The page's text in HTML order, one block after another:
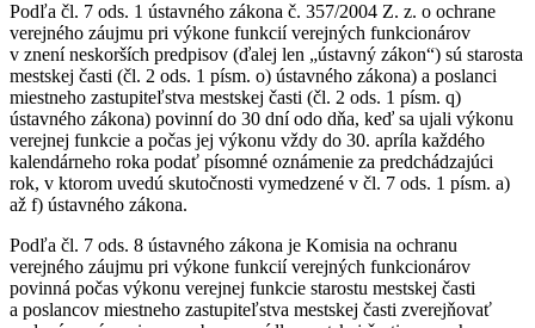
Podľa čl. 7 ods. 1 ústavného zákona č. 357/2004 Z. z. o ochrane
verejného záujmu pri výkone funkcií verejných funkcionárov
v znení neskorších predpisov (ďalej len „ústavný zákon“) sú starosta
mestskej časti (čl. 2 ods. 1 písm. o) ústavného zákona) a poslanci
miestneho zastupiteľstva mestskej časti (čl. 2 ods. 1 písm. q)
ústavného zákona) povinní do 30 dní odo dňa, keď sa ujali výkonu
verejnej funkcie a počas jej výkonu vždy do 30. apríla každého
kalendárneho roka podať písomné oznámenie za predchádzajúci
rok, v ktorom uvedú skutočnosti vymedzené v čl. 7 ods. 1 písm. a)
až f) ústavného zákona.
Podľa čl. 7 ods. 8 ústavného zákona je Komisia na ochranu
verejného záujmu pri výkone funkcií verejných funkcionárov
povinná počas výkonu verejnej funkcie starostu mestskej časti
a poslancov miestneho zastupiteľstva mestskej časti zverejňovať